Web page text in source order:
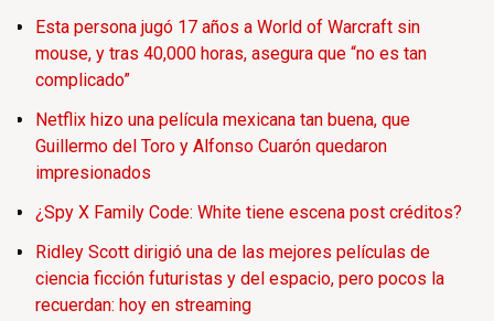
Esta persona jugó 17 años a World of Warcraft sin
mouse, y tras 40,000 horas, asegura que “no es tan
complicado”
Netflix hizo una película mexicana tan buena, que
Guillermo del Toro y Alfonso Cuarón quedaron
impresionados
¿Spy X Family Code: White tiene escena post créditos?
Ridley Scott dirigió una de las mejores películas de
ciencia ficción futuristas y del espacio, pero pocos la
recuerdan: hoy en streaming